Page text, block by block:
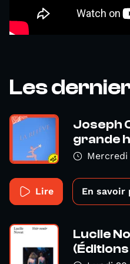
Les
Joseph
grande
Lire En savoir
Lucile